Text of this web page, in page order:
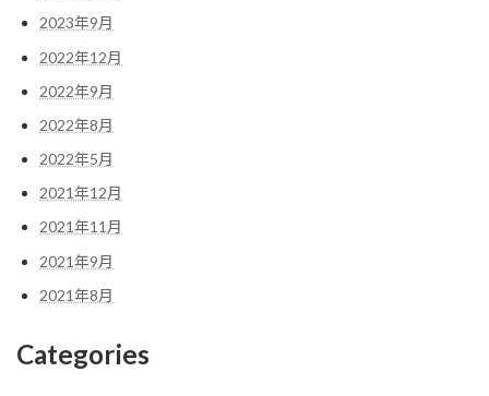
2023年9月
2022年12月
2022年9月
2022年8月
2022年5月
2021年12月
2021年11月
2021年9月
2021年8月
Categories